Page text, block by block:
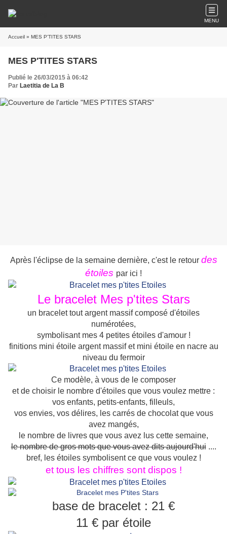
MENU
Accueil » MES P'TITES STARS
MES P'TITES STARS
Publié le 26/03/2015 à 06:42
Par Laetitia de La B
Après l'éclipse de la semaine dernière, c'est le retour des
étoiles par ici !
Le bracelet Mes p'tites Stars
un bracelet tout argent massif composé d'étoiles
numérotées,
symbolisant mes 4 petites étoiles d'amour !
finitions mini étoile argent massif et mini étoile en nacre au
niveau du fermoir
Ce modèle, à vous de le composer
et de choisir le nombre d'étoiles que vous voulez mettre :
vos enfants, petits-enfants, filleuls,
vos envies, vos délires, les carrés de chocolat que vous
avez mangés,
le nombre de livres que vous avez lus cette semaine,
le nombre de gros mots que vous avez dits aujourd'hui....
bref, les étoiles symbolisent ce que vous voulez !
et tous les chiffres sont dispos !
base de bracelet : 21 €
11 € par étoile